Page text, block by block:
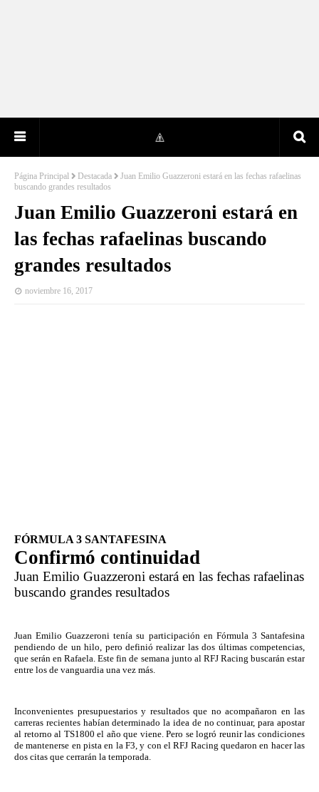
Página Principal Destacada
Juan Emilio Guazzeroni estará en las fechas rafaelinas
buscando grandes resultados
Juan Emilio Guazzeroni estará en
las fechas rafaelinas buscando
grandes resultados
noviembre 16, 2017
FÓRMULA 3 SANTAFESINA
Confirmó continuidad
Juan Emilio Guazzeroni estará en las fechas rafaelinas
buscando grandes resultados
Juan Emilio Guazzeroni tenía su participación en Fórmula 3 Santafesina
pendiendo de un hilo, pero definió realizar las dos últimas competencias,
que serán en Rafaela. Este fin de semana junto al RFJ Racing buscarán estar
entre los de vanguardia una vez más.
Inconvenientes presupuestarios y resultados que no acompañaron en las
carreras recientes habían determinado la idea de no continuar, para apostar
al retorno al TS1800 el año que viene. Pero se logró reunir las condiciones
de mantenerse en pista en la F3, y con el RFJ Racing quedaron en hacer las
dos citas que cerrarán la temporada.